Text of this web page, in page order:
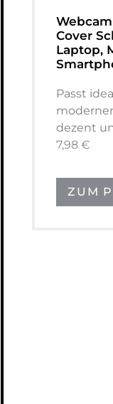
Cover
Laptop,
Passt
dezent
7,98 €
ZUM